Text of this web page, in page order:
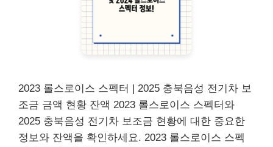
2023 롤스로이스 스펙터 | 2025 충북음성 전기차 보
조금 금액 현황 잔액 2023 롤스로이스 스펙터와
2025 충북음성 전기차 보조금 현황에 대한 중요한
정보와 잔액을 확인하세요. 2023 롤스로이스 스펙